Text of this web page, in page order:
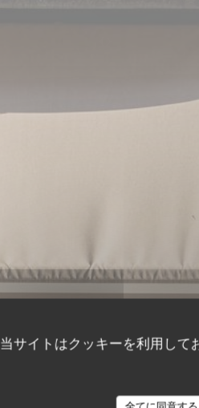
当サイトはクッキーを利用して